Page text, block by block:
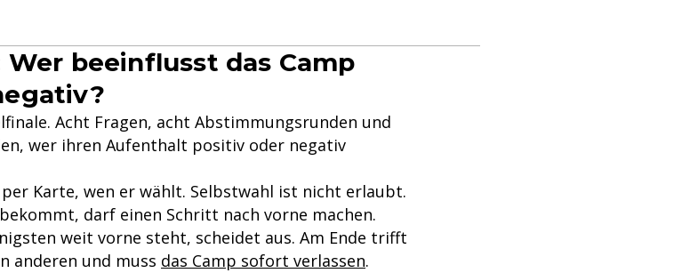
beeinflusst das Camp
Acht Fragen, acht Abstimmungsrunden und
wer ihren Aufenthalt positiv oder negativ
per Karte, wen er wählt. Selbstwahl ist nicht erlaubt.
darf einen Schritt nach vorne machen.
weit vorne steht, scheidet aus. Am Ende trifft
anderen und muss das Camp sofort verlassen.